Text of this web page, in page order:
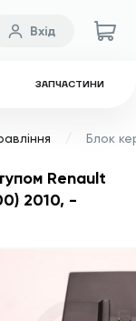
ЗАПЧАСТИНИ
Вхід
Renault
2010, -